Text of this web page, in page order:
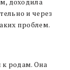
доходила
и через
проблем.
родам. Она